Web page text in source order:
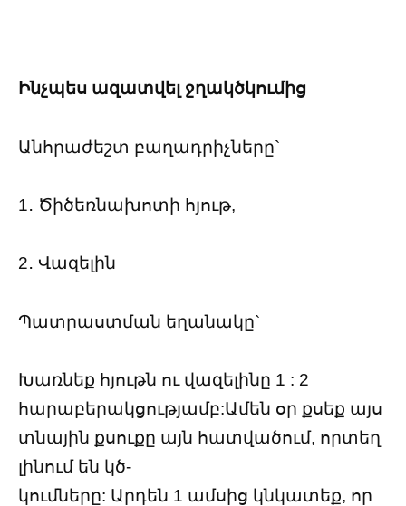
Ինչպես ազատվել ջղակծկումից
Անհրաժեշտ բաղադրիչները`
1․ Ծիծեռնախոտի հյութ,
2․ Վազելին
Պատրաստման եղանակը`
Խառնեք հյութն ու վազելինը 1 : 2
հարաբերակցությամբ:Ամեն օր քսեք այս
տնային քսուքը այն հատվածում, որտեղ
լինում են կծ-
կումները: Արդեն 1 ամսից կնկատեք, որ